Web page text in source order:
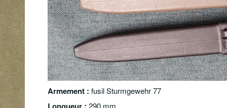
Armement : fusil Sturmgewehr 77
290 mm